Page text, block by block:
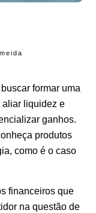
formar uma
aliar liquidez e
ganhos.
produtos
como é o caso
financeiros que
na questão de